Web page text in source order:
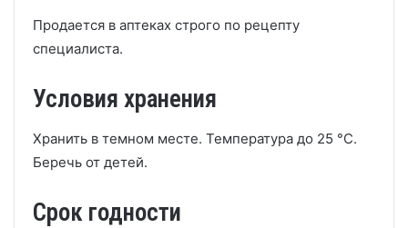
Продается в аптеках строго по рецепту
специалиста.
Условия хранения
Хранить в темном месте. Температура до 25 °C.
Беречь от детей.
Срок годности